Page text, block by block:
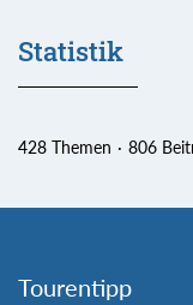
Statistik
428 Themen 806
Tourentipp